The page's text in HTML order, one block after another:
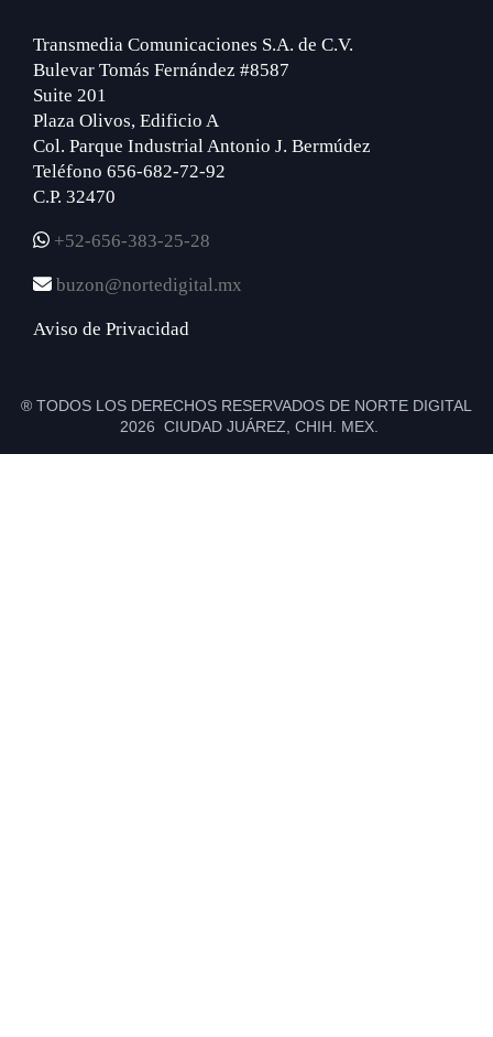
Transmedia Comunicaciones S.A. de C.V.
Bulevar Tomás Fernández #8587
Suite 201
Plaza Olivos, Edificio A
Col. Parque Industrial Antonio J. Bermúdez
Teléfono 656-682-72-92
C.P. 32470
+52-656-383-25-28
buzon@nortedigital.mx
Aviso de Privacidad
® TODOS LOS DERECHOS RESERVADOS DE NORTE DIGITAL
2026 CIUDAD JUÁREZ, CHIH. MEX.